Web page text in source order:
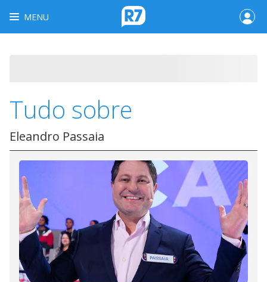
MENU
Tudo sobre
Eleandro Passaia